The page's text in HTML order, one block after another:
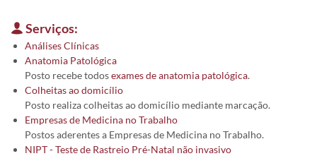
Serviços:
Análises Clínicas
Anatomia Patológica
Posto recebe todosexames de anatomia patológica.
Colheitas ao domicílio
Posto realiza colheitas ao domicílio mediante marcação.
Empresas de Medicina no Trabalho
Postos aderentes a Empresas de Medicina no Trabalho.
NIPT - Teste de Rastreio Pré-Natal não invasivo